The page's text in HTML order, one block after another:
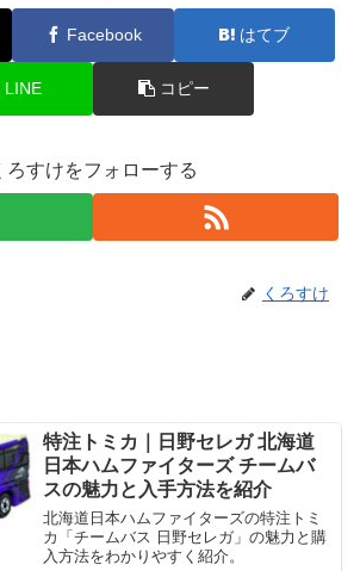
Facebook はてブ
LINE コピー
ろすけをフォローする
くろすけ
特注トミカ｜日野セレガ 北海道
日本ハムファイターズ チームバ
スの魅力と入手方法を紹介
北海道日本ハムファイターズの特注トミ
カ「チームバス 日野セレガ」の魅力と購
入方法をわかりやすく紹介。